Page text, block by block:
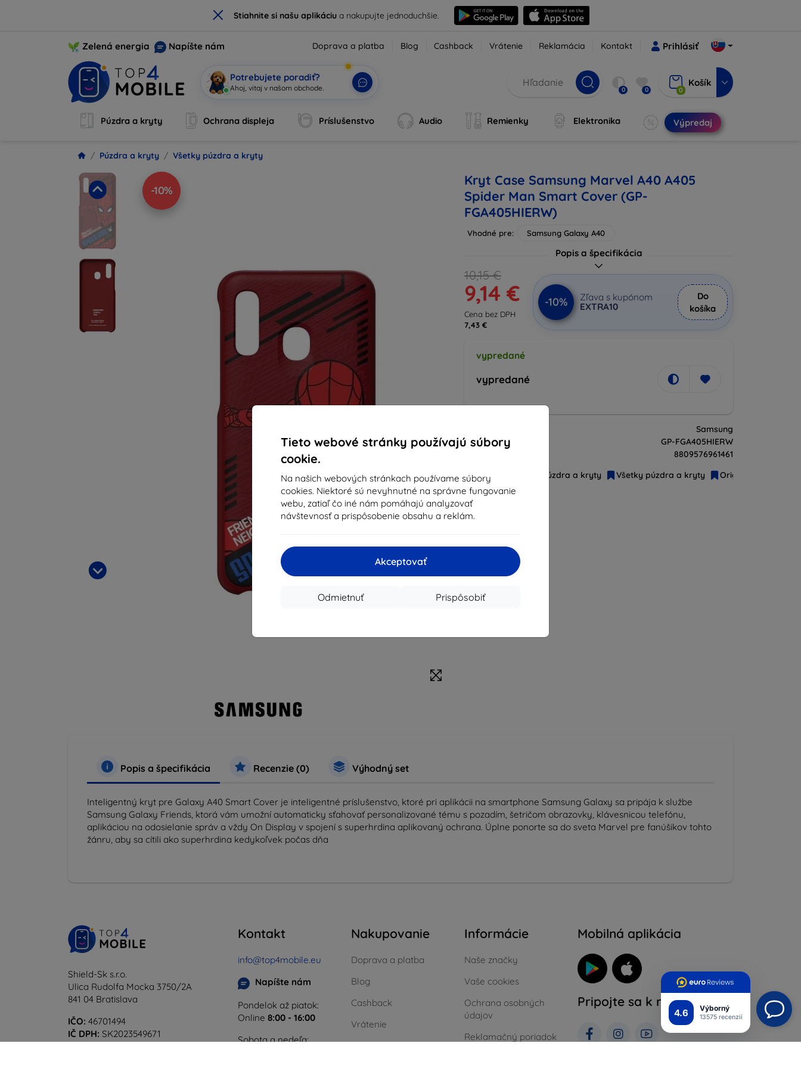
× Stiahnite si našu aplikáciua nakupujte jednoduchšie.
4.6 Výborný
13575 recenzií
Tieto webové stránky používajú súbory
cookie.
Na našich webových stránkach používame súbory
cookies. Niektoré sú nevyhnutné na správne fungovanie
webu, zatiaľ čo iné nám pomáhajú analyzovať
návštevnosť a prispôsobenie obsahu a reklám.
Akceptovať
Prispôsobiť
Odmietnuť
Zelená energia Napíšte nám Doprava a platba Blog Cashback Vrátenie Reklamácia Kontakt Prihlásiť
Potrebujete poradiť?
A| 0 0 0
Košík
Púzdra a kryty Ochrana displeja Príslušenstvo Audio Remienky Elektronika Výpredaj
Púzdra a kryty Všetky púzdra a kryty
-10%
Kryt Case Samsung Marvel A40 A405
Spider Man Smart Cover (GP-
FGA405HIERW)
Vhodné pre: Samsung Galaxy A40
Popis a špecifikácia
10,15 €
9,14 €
Cena bez DPH
7,43 €
-10%
Zľava s kupónom
EXTRA10
Do
košíka
vypredané
vypredané
Samsung
Produktové číslo
GP-FGA405HIERW
8809576961461
Príslušenstvo
Púzdra a kryty Všetky púzdra a kryty Originál
Popis a špecifikácia Recenzie (0) Výhodný set
Inteligentný kryt pre Galaxy A40 Smart Cover je inteligentné príslušenstvo, ktoré pri aplikácii na smartphone Samsung Galaxy sa pripája k službe
Samsung Galaxy Friends, ktorá vám umožní automaticky sťahovať personalizované tému s pozadím, šetričom obrazovky, klávesnicou telefónu,
aplikáciou na odosielanie správ a vždy On Display v spojení s superhrdina aplikovaný ochrana. Úplne ponorte sa do sveta Marvel pre fanúšikov tohto
žánru, aby sa cítili ako superhrdina kedykoľvek počas dňa
Shield-Sk s.r.o.
Ulica Rudolfa Mocka 3750/2A
841 04 Bratislava
IČO: 46701494
IČ DPH: SK2023549671
Kontakt
info@top4mobile.eu
Napíšte nám
Pondelok až piatok:
Online 8:00 - 16:00
Sobota a nedeľa:
Nakupovanie
Doprava a platba
Blog
Cashback
Vrátenie
Informácie
Naše značky
Vaše cookies
Ochrana osobných
údajov
Reklamačný poriadok
Mobilná aplikácia
Pripojte sa k nám